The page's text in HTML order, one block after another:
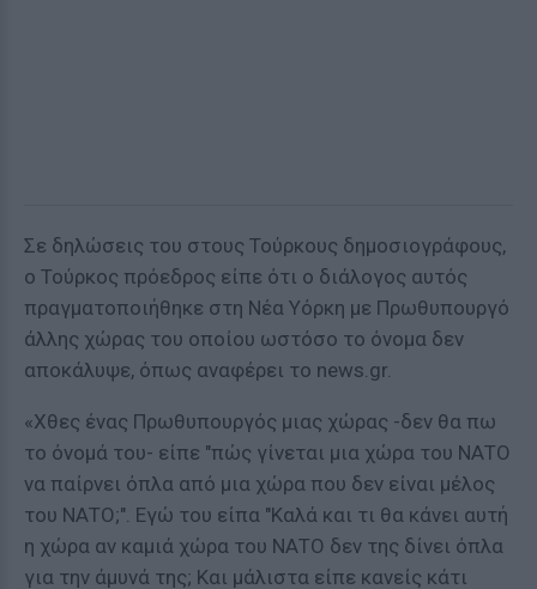
Σε δηλώσεις του στους Τούρκους δημοσιογράφους,
ο Τούρκος πρόεδρος είπε ότι ο διάλογος αυτός
πραγματοποιήθηκε στη Νέα Υόρκη με Πρωθυπουργό
άλλης χώρας του οποίου ωστόσο το όνομα δεν
αποκάλυψε, όπως αναφέρει το news.gr.
«Χθες ένας Πρωθυπουργός μιας χώρας -δεν θα πω
το όνομά του- είπε "πώς γίνεται μια χώρα του ΝΑΤΟ
να παίρνει όπλα από μια χώρα που δεν είναι μέλος
του ΝΑΤΟ;". Εγώ του είπα "Καλά και τι θα κάνει αυτή
η χώρα αν καμιά χώρα του ΝΑΤΟ δεν της δίνει όπλα
για την άμυνά της; Και μάλιστα είπε κανείς κάτι